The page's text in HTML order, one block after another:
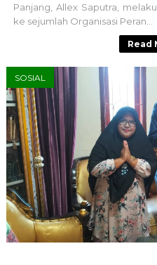
Panjang, Allex Saputra,
ke sejumlah Organisasi Peran...
Read
SOSIAL